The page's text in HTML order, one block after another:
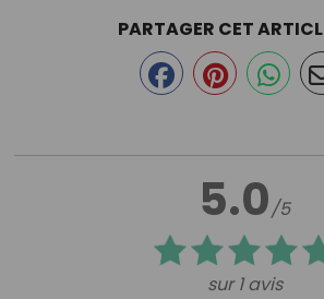
5.0/5
sur 1 avis
PARTAGER CET